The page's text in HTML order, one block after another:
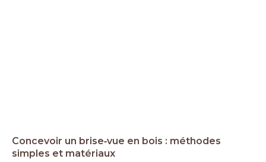
Concevoir un brise‑vue en bois : méthodes
simples et matériaux